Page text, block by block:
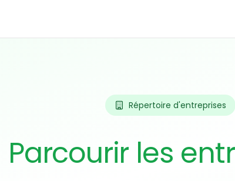
Répertoire d'entreprises
Parcourir les